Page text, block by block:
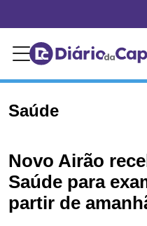
Saúde
Novo Airão
Saúde para
partir de